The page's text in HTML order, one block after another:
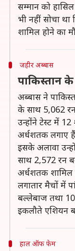
सम्मान को
भी नहीं सोचा था
शामिल होने का
जहीर अब्बास
पाकिस्तान
अब्बास ने
के साथ 5,062
उन्होंने टेस्ट में
अर्धशतक लगाए
इसके अलावा
साथ 2,572 रन
अर्धशतक शामिल
लगातार मैचों में
बल्लेबाज तथा
इकलौते एशियन
हाल ऑफ फेम